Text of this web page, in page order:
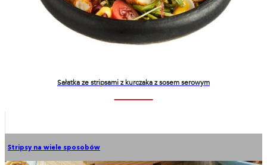
Sałatka ze stripsami z kurczaka z sosem serowym
Stripsy na wiele sposobów